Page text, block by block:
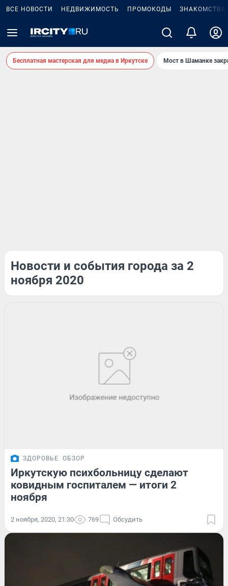
ВСЕ НОВОСТИ НЕДВИЖИМОСТЬ ПРОМОКОДЫ ЗНАКОМСТВА
Бесплатная мастерская для медиа в Иркутске Мост в Шаманке
Новости и события города за 2
ноября 2020
ЗДОРОВЬЕ ОБЗОР
Иркутскую психбольницу сделают
ковидным госпиталем — итоги 2
ноября
2 ноября, 2020, 21:30 769 Обсудить